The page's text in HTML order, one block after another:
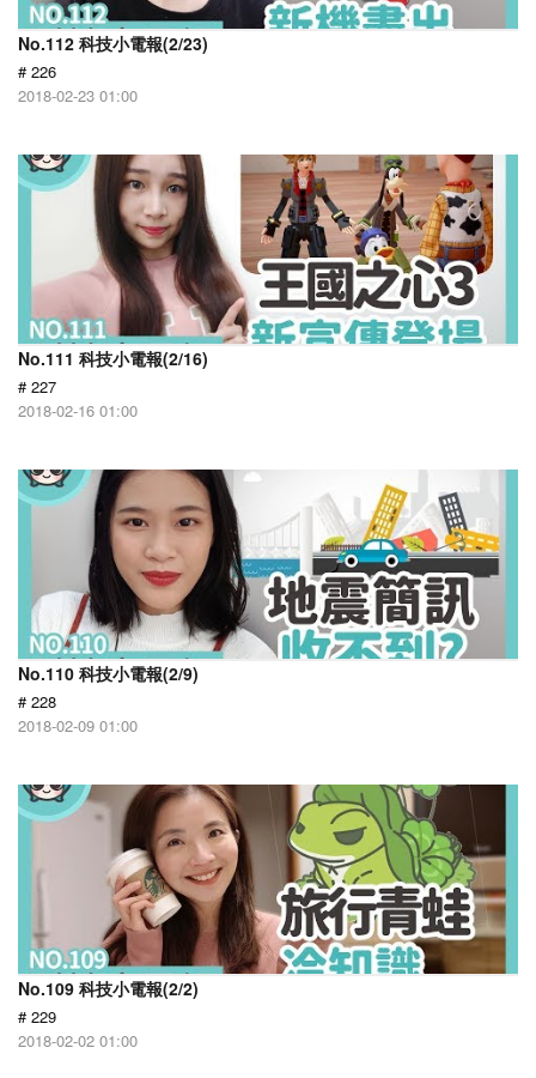
No.112 科技小電報(2/23)
# 226
2018-02-23 01:00
No.111 科技小電報(2/16)
# 227
2018-02-16 01:00
No.110 科技小電報(2/9)
# 228
2018-02-09 01:00
No.109 科技小電報(2/2)
# 229
2018-02-02 01:00